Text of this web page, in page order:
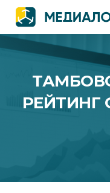
РЕЙТИНГ